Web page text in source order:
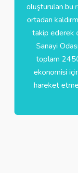
oluşturulan bu
ortadan
takip ederek
Sanayi
toplam
ekonomisi
hareket